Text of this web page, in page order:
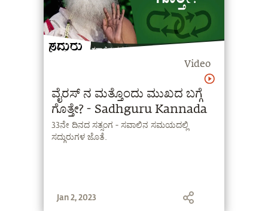
Video
ವೈರಸ್ ನ ಮತ್ತೊಂದು ಮುಖದ ಬಗ್ಗೆ
ಗೊತ್ತೇ? - Sadhguru Kannada
33ನೇ ದಿನದ ಸತ್ಸಂಗ - ಸವಾಲಿನ ಸಮಯದಲ್ಲಿ
ಸದ್ಗುರುಗಳ ಜೊತೆ.
Jan 2, 2023